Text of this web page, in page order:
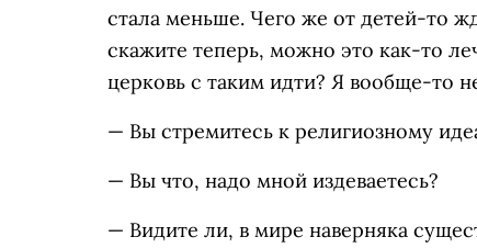
стала меньше. Чего же от детей-то
скажите теперь, можно это как-то
церковь с таким идти? Я вообще-то
— Вы стремитесь к религиозному
— Вы что, надо мной издеваетесь?
— Видите ли, в мире наверняка